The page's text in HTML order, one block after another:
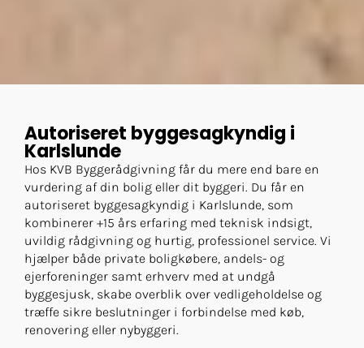
Autoriseret byggesagkyndig i
Karlslunde
Hos KVB Byggerådgivning får du mere end bare en
vurdering af din bolig eller dit byggeri. Du får en
autoriseret byggesagkyndig i Karlslunde, som
kombinerer +15 års erfaring med teknisk indsigt,
uvildig rådgivning og hurtig, professionel service. Vi
hjælper både private boligkøbere, andels- og
ejerforeninger samt erhverv med at undgå
byggesjusk, skabe overblik over vedligeholdelse og
træffe sikre beslutninger i forbindelse med køb,
renovering eller nybyggeri.